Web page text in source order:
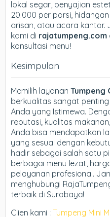
lokal segar, penyajian
20.000 per porsi,
arisan, atau acara kantor.
kami di rajatumpeng.com
konsultasi menu!
Kesimpulan
Memilih layananTumpeng
berkualitas sangat
Anda yang Istimewa.
reputasi, kualitas
Anda bisa mendapatkan
yang sesuai dengan
hadir sebagai salah satu
berbagai menu lezat,
pelayanan profesional.
menghubungi
terbaik di Surabaya!
Clien kami :Tumpeng Mini